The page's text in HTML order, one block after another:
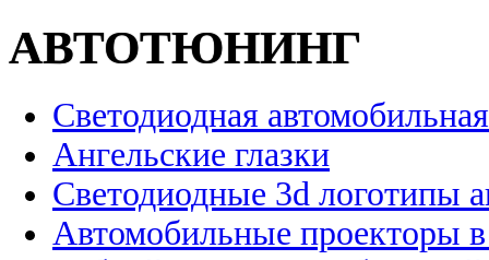
АВТОТЮНИНГ
Светодиодная
Ангельские глазки
Светодиодные 3d логотипы
Автомобильные проекторы